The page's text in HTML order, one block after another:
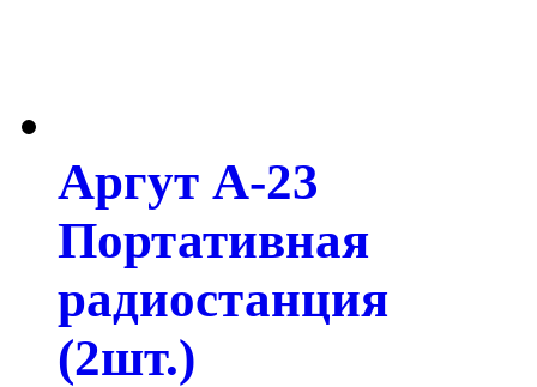
Аргут А-23
Портативная
радиостанция
(2шт.)